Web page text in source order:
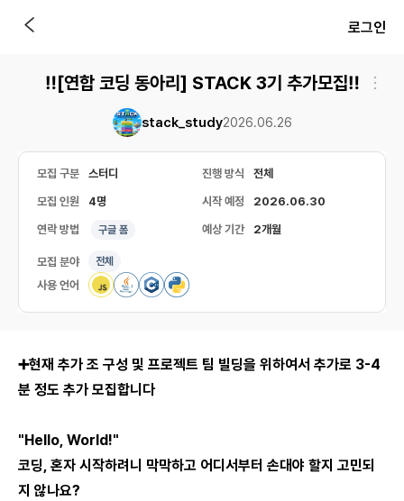
로그인
‼️[연합 코딩 동아리] STACK 3기 추가모집‼️
stack_study2026.06.26
모집 구분 스터디 진행 방식 전체
모집 인원 4명 시작 예정 2026.06.30
연락 방법 구글 폼 예상 기간 2개월
모집 분야 전체
사용 언어
➕현재 추가 조 구성 및 프로젝트 팀 빌딩을 위하여서 추가로 3-4
분 정도 추가 모집합니다
"Hello, World!"
코딩, 혼자 시작하려니 막막하고 어디서부터 손대야 할지 고민되
지 않나요?